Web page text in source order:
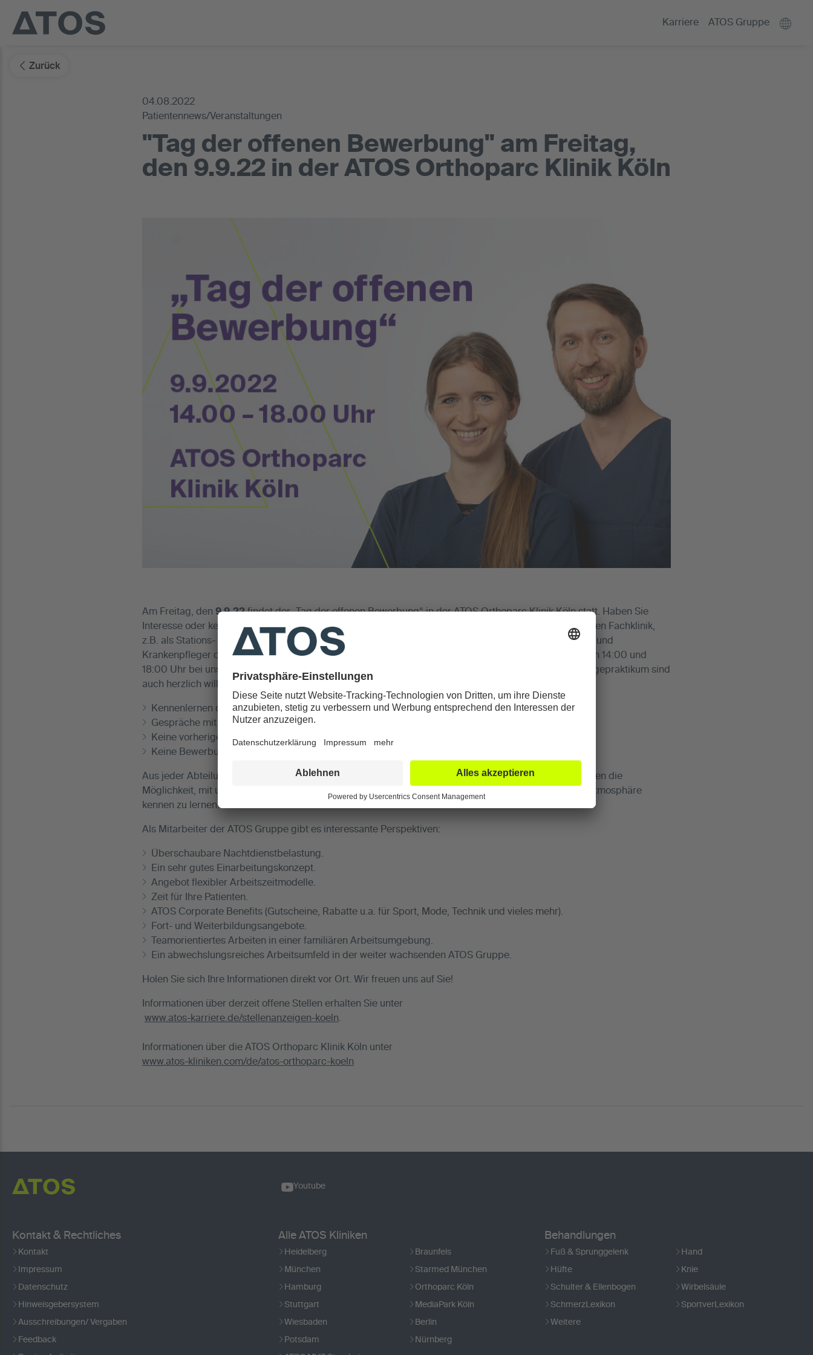
Karriere ATOS Gruppe
Zurück
04.08.2022
Patientennews/Veranstaltungen
"Tag der offenen Bewerbung" am Freitag,
den 9.9.22 in der ATOS Orthoparc Klinik Köln
Am Freitag, den 9.9.22findet der „Tag der offenen Bewerbung“ in der ATOS Orthoparc Klinik Köln statt. Haben Sie
Interesse oder kennen Sie jemanden, der gern im Gesundheitsbereich in einer führenden orthopädischen Fachklinik,
z.B. als Stations- oder Anästhesiearzt, als Medizinische Fachangestellte in Praxis/OP, als Gesundheits- und
Krankenpfleger oder als Anästhesiepflege tätig werden möchte? Dann kommen Sie am 9.9.22 zwischen 14:00 und
18:00 Uhr bei uns vorbei und lassen Sie uns kennenlernen. Medizinstudenten als OP-Hilfe oder im Pflegepraktikum sind
auch herzlich willkommen.
Kennenlernen der Mitarbeiter-/innen und der Klinik
Gespräche mit potentiellen Kollegen-/innen bei Snacks und Getränken
Keine vorherige Anmeldung notwendig
Keine Bewerbungsunterlagen notwendig
Aus jeder Abteilung der Klinik werden Ansprechpartner vor Ort sein sowie die Personalleitung. Sie haben die
Möglichkeit, mit unseren Kollegen ins Gespräch zu kommen sowie unsere schöne Klinik und die tolle Atmosphäre
kennen zu lernen.
Als Mitarbeiter der ATOS Gruppe gibt es interessante Perspektiven:
Überschaubare Nachtdienstbelastung.
Ein sehr gutes Einarbeitungskonzept.
Angebot flexibler Arbeitszeitmodelle.
Zeit für Ihre Patienten.
ATOS Corporate Benefits (Gutscheine, Rabatte u.a. für Sport, Mode, Technik und vieles mehr).
Fort- und Weiterbildungsangebote.
Teamorientiertes Arbeiten in einer familiären Arbeitsumgebung.
Ein abwechslungsreiches Arbeitsumfeld in der weiter wachsenden ATOS Gruppe.
Holen Sie sich Ihre Informationen direkt vor Ort. Wir freuen uns auf Sie!
Informationen über derzeit offene Stellen erhalten Sie unter
www.atos-karriere.de/stellenanzeigen-koeln.
Informationen über die ATOS Orthoparc Klinik Köln unter
www.atos-kliniken.com/de/atos-orthoparc-koeln
Youtube
Kontakt & Rechtliches
Kontakt
Impressum
Datenschutz
Hinweisgebersystem
Ausschreibungen/ Vergaben
Feedback
Alle ATOS Kliniken
Heidelberg Braunfels
München Starmed München
Hamburg Orthoparc Köln
Stuttgart MediaPark Köln
Wiesbaden Berlin
Potsdam Nürnberg
Behandlungen
Fuß & Sprunggelenk Hand
Hüfte Knie
Schulter & Ellenbogen Wirbelsäule
SchmerzLexikon SportverLexikon
Weitere